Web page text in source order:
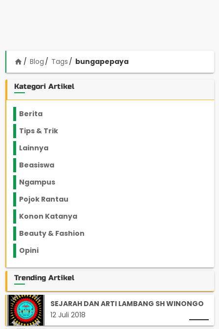
home Blog Tags bungapepaya
Kategori Artikel
Berita
Tips & Trik
Lainnya
Beasiswa
Ngampus
Pojok Rantau
Konon Katanya
Beauty & Fashion
Opini
Trending Artikel
SEJARAH DAN ARTI LAMBANG SH WINONGO
12 Juli 2018